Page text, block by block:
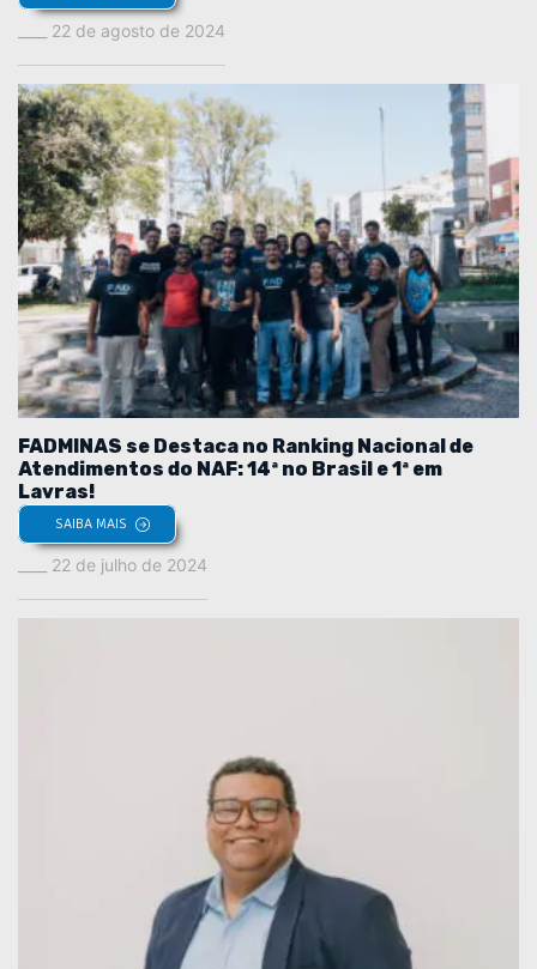
22 de agosto de 2024
FADMINAS se Destaca no Ranking Nacional de
Atendimentos do NAF: 14ª no Brasil e 1ª em
Lavras!
SAIBA MAIS
22 de julho de 2024